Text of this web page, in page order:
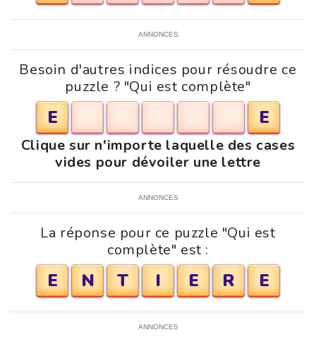
ANNONCES
Besoin d'autres indices pour résoudre ce
puzzle ? "Qui est complète"
E E
Clique sur n'importe laquelle des cases
vides pour dévoiler une lettre
ANNONCES
La réponse pour ce puzzle "Qui est
complète" est :
E N T I E R E
ANNONCES